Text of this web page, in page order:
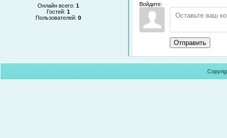
Онлайн всего: 1
Гостей: 1
Пользователей: 0
Войдите:
Отправить